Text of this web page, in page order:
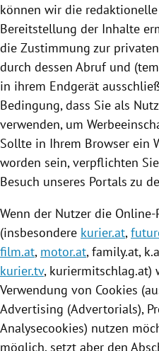
können wir die
Bereitstellung der Inhalte
die Zustimmung zur privaten
durch dessen Abruf und
in ihrem Endgerät
Bedingung, dass Sie als
verwenden, um
Sollte in Ihrem Browser ein
worden sein, verpflichten
Besuch unseres Portals zu
Wenn der Nutzer die
(insbesondere kurier.at,
film.at, motor.at, family.at,
kurier.tv, kuriermitschlag.at)
Verwendung von Cookies
Advertising (Advertorials),
Analysecookies) nutzen
möglich, setzt aber den